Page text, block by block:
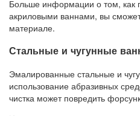
Больше информации о том, как
акриловыми ваннами, вы
материале.
Стальные и чугунные
Эмалированные стальные и
использование абразивных
чистка может повредить